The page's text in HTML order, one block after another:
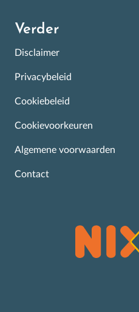
Verder
Disclaimer
Privacybeleid
Cookiebeleid
Cookievoorkeuren
Algemene voorwaarden
Contact